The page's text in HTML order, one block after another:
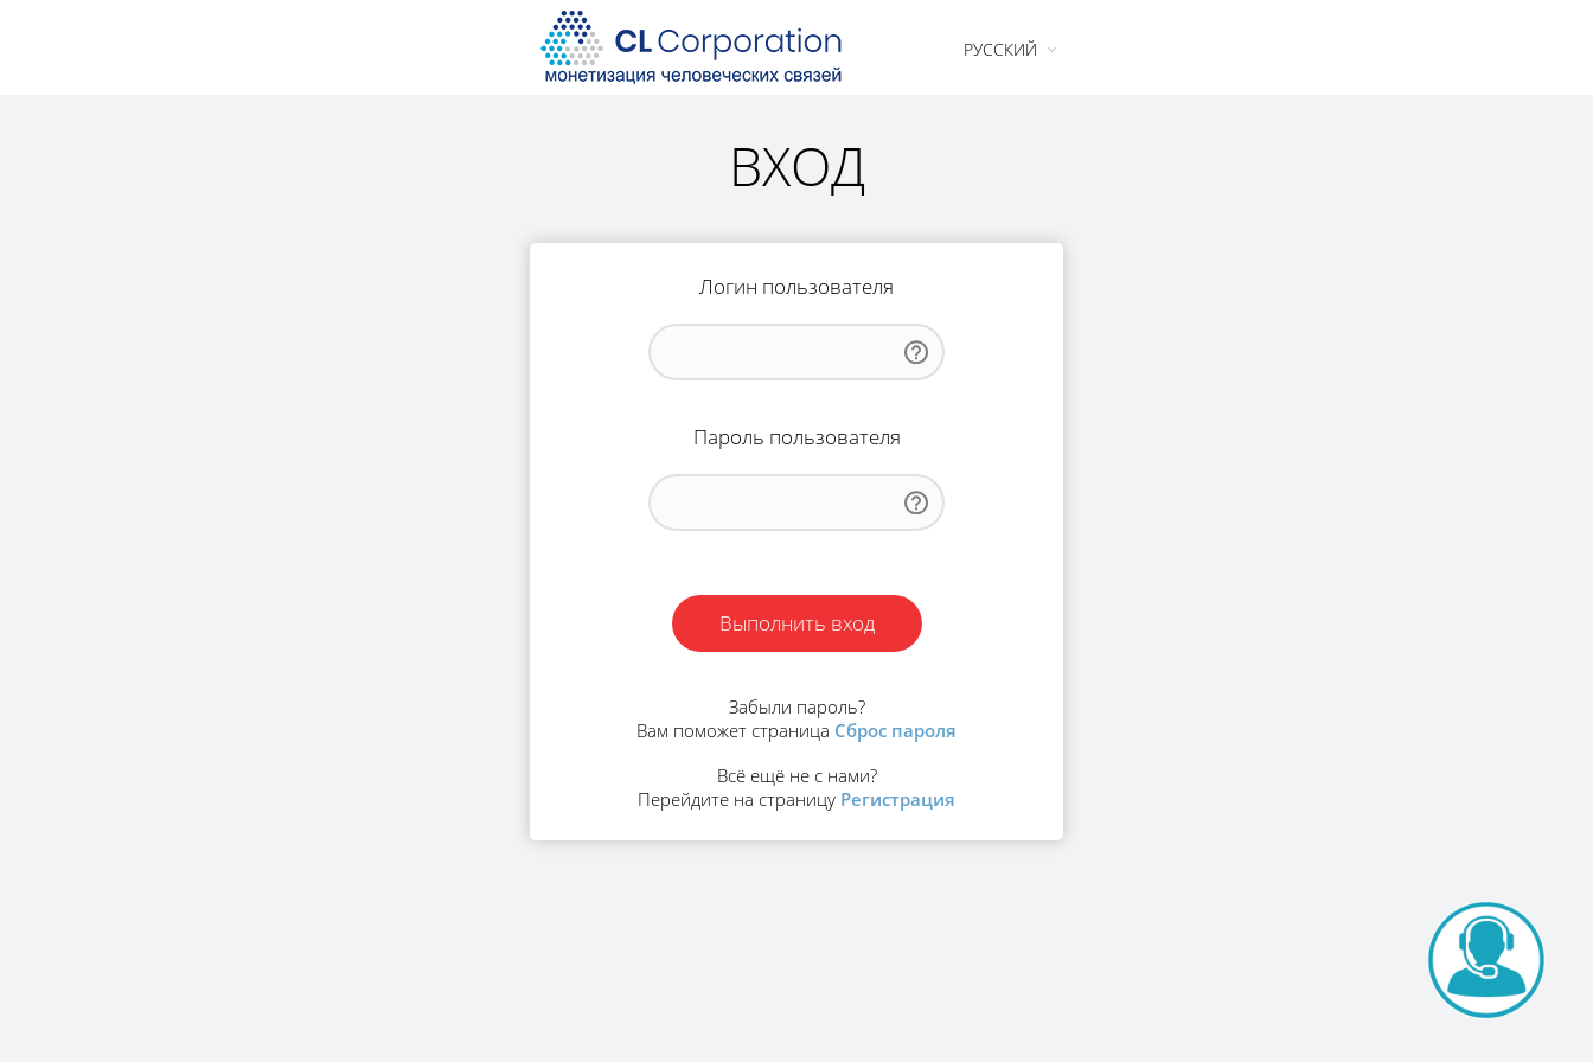
РУССКИЙ
ВХОД
Логин пользователя
Пароль пользователя
Выполнить вход
Забыли пароль?
Вам поможет страница Сброс пароля
Всё ещё не с нами?
Перейдите на страницу Регистрация